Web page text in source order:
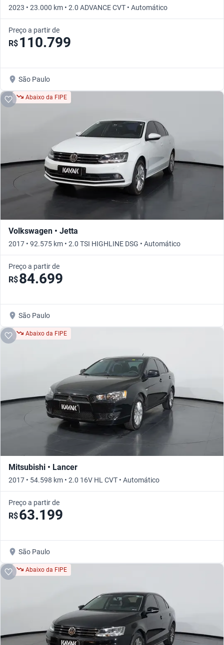
2023 • 23.000 km • 2.0 ADVANCE CVT • Automático
Preço a partir de
R$ 110.799
São Paulo
Abaixo da FIPE
Volkswagen • Jetta
2017 • 92.575 km • 2.0 TSI HIGHLINE DSG • Automático
Preço a partir de
R$84.699
São Paulo
Abaixo da FIPE
Mitsubishi • Lancer
2017 • 54.598 km • 2.0 16V HL CVT • Automático
Preço a partir de
R$63.199
São Paulo
Abaixo da FIPE